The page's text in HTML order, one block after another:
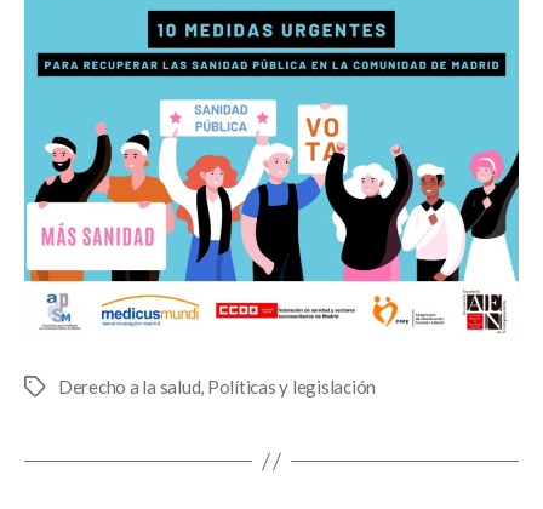
EtiquetasDerecho a la salud, Políticas y legislación